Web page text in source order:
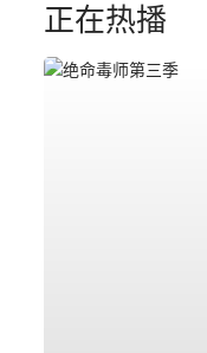
正在热播